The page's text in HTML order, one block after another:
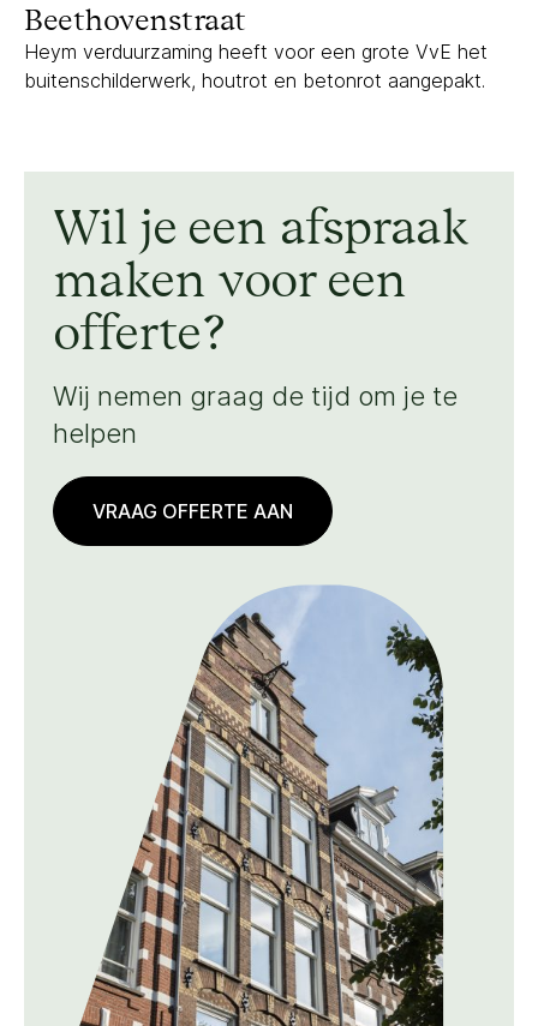
Beethovenstraat
Heym verduurzaming heeft voor een grote VvE het
buitenschilderwerk, houtrot en betonrot aangepakt.
Wil je een afspraak
maken voor een
offerte?
Wij nemen graag de tijd om je te
helpen
VRAAG OFFERTE AAN